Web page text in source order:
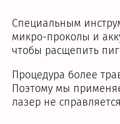
Специальным
микро-проколы и
чтобы расщепить
Процедура более
Поэтому мы
лазер не